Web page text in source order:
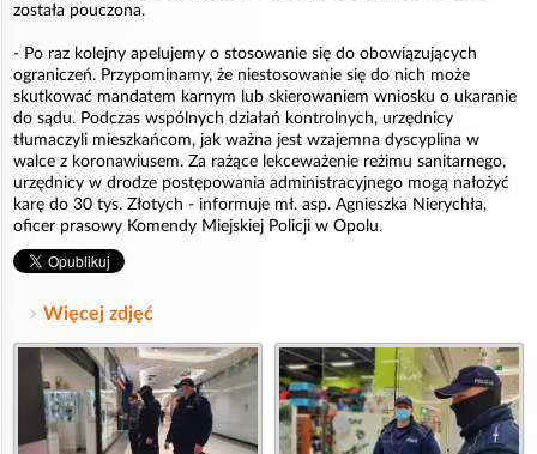
została pouczona.
- Po raz kolejny apelujemy o stosowanie się do obowiązujących
ograniczeń. Przypominamy, że niestosowanie się do nich może
skutkować mandatem karnym lub skierowaniem wniosku o ukaranie
do sądu. Podczas wspólnych działań kontrolnych, urzędnicy
tłumaczyli mieszkańcom, jak ważna jest wzajemna dyscyplina w
walce z koronawiusem. Za rażące lekceważenie reżimu sanitarnego,
urzędnicy w drodze postępowania administracyjnego mogą nałożyć
karę do 30 tys. Złotych - informuje mł. asp. Agnieszka Nierychła,
oficer prasowy Komendy Miejskiej Policji w Opolu.
Więcej zdjęć